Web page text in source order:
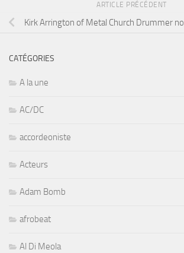
ARTICLE PRÉCÉDENT
Kirk Arrington of Metal Church Drummer
CATÉGORIES
A la une
AC/DC
accordeoniste
Acteurs
Adam Bomb
afrobeat
Al Di Meola